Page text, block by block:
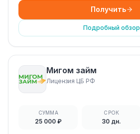
Получить
Подробный обзор
Мигом займ
Лицензия ЦБ РФ
СУММА
25 000 ₽
СРОК
30 дн.